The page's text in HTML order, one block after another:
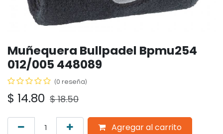
Muñequera Bullpadel Bpmu254
012/005 448089
(0 reseña)
$ 14.80 $18.50
Agregar al carrito